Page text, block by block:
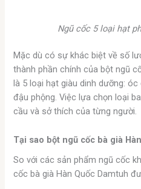
Ngũ cốc 5 loại hạt
Mặc dù có sự khác biệt về số
thành phần chính của bột ngũ
là 5 loại hạt giàu dinh dưỡng:
đậu phộng. Việc lựa chọn loại
cầu và sở thích của từng người.
Tại sao bột ngũ cốc bà già
So với các sản phẩm ngũ cốc
cốc bà già Hàn Quốc Damtuh